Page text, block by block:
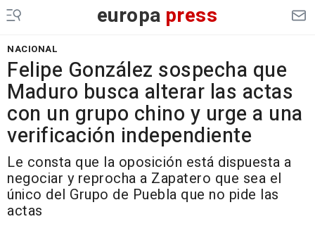
europa press
NACIONAL
Felipe González sospecha que
Maduro busca alterar las actas
con un grupo chino y urge a una
verificación independiente
Le consta que la oposición está dispuesta a
negociar y reprocha a Zapatero que sea el
único del Grupo de Puebla que no pide las
actas